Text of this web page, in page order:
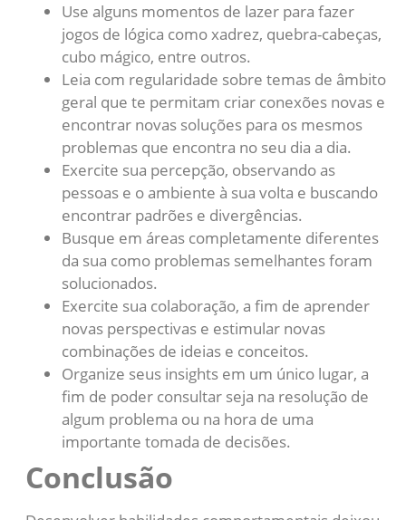
Use alguns momentos de lazer para fazer
jogos de lógica como xadrez, quebra-cabeças,
cubo mágico, entre outros.
Leia com regularidade sobre temas de âmbito
geral que te permitam criar conexões novas e
encontrar novas soluções para os mesmos
problemas que encontra no seu dia a dia.
Exercite sua percepção, observando as
pessoas e o ambiente à sua volta e buscando
encontrar padrões e divergências.
Busque em áreas completamente diferentes
da sua como problemas semelhantes foram
solucionados.
Exercite sua colaboração, a fim de aprender
novas perspectivas e estimular novas
combinações de ideias e conceitos.
Organize seus insights em um único lugar, a
fim de poder consultar seja na resolução de
algum problema ou na hora de uma
importante tomada de decisões.
Conclusão